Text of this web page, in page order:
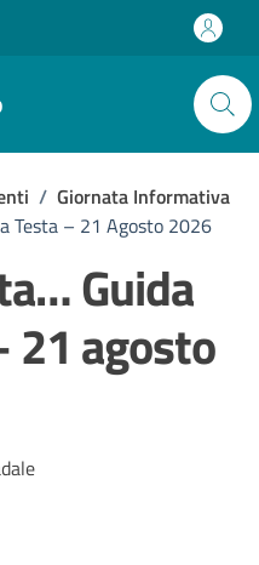
/ Giornata Informativa
Testa – 21 Agosto 2026
Guida
21 agosto